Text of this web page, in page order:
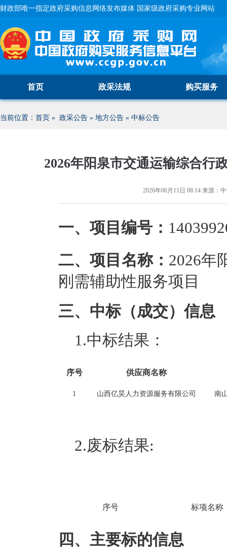
财政部唯一指定政府采购信息网络发布媒体 国家级政府采购专业网站
首页 政采法规 购买服务
当前位置： 首页 » 政采公告 » 地方公告 » 中标公告
2026年阳泉市交通运输综合行
2026年06月11日 08:14 来源：
一、项目编号：
二、项目名称： 2026年
刚需辅助性服务项目
三、中标（成交）信息
1.中标结果：
序号 供应商名称
1 山西亿昊人力资源服务有限公司 南
2.废标结果:
序号 标项名称
四、主要标的信息